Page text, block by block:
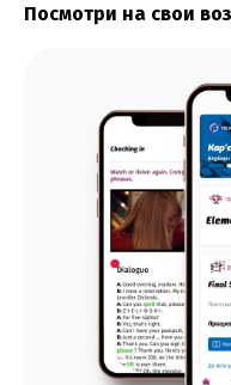
Посмотри на свои